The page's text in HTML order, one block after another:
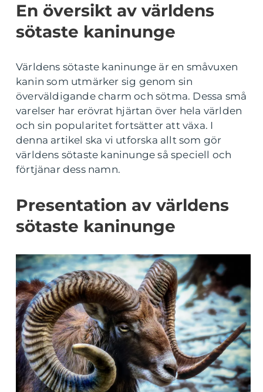
En översikt av världens
sötaste kaninunge
Världens sötaste kaninunge är en småvuxen
kanin som utmärker sig genom sin
överväldigande charm och sötma. Dessa små
varelser har erövrat hjärtan över hela världen
och sin popularitet fortsätter att växa. I
denna artikel ska vi utforska allt som gör
världens sötaste kaninunge så speciell och
förtjänar dess namn.
Presentation av världens
sötaste kaninunge